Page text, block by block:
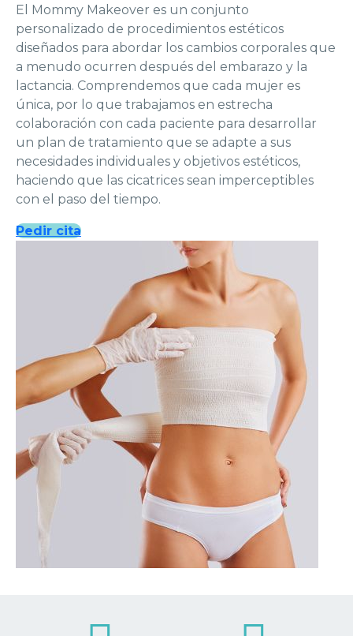
El Mommy Makeover es un conjunto
personalizado de procedimientos estéticos
diseñados para abordar los cambios corporales que
a menudo ocurren después del embarazo y la
lactancia. Comprendemos que cada mujer es
única, por lo que trabajamos en estrecha
colaboración con cada paciente para desarrollar
un plan de tratamiento que se adapte a sus
necesidades individuales y objetivos estéticos,
haciendo que las cicatrices sean imperceptibles
con el paso del tiempo.
Pedir cita